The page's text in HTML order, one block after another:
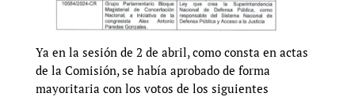
Ya en la sesión de 2 de abril, como consta en actas
de la Comisión, se había aprobado de forma
mayoritaria con los votos de los siguientes